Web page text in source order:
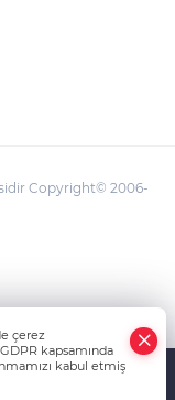
Copyright© 2006-
çerez
kapsamında
kabul etmiş